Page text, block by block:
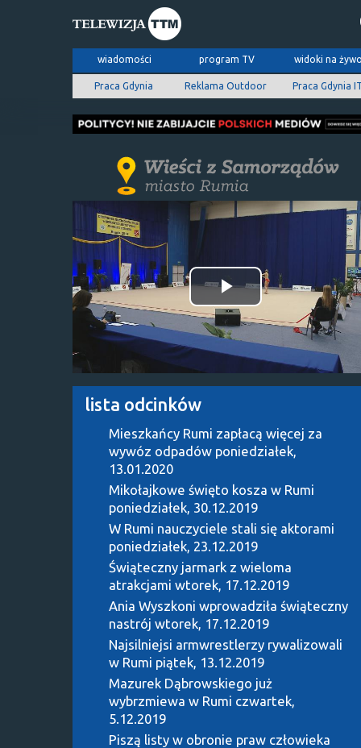
wiadomości program TV widoki na
Praca Gdynia Reklama Outdoor Praca Gdynia
Odtwórz
wideo
lista odcinków
Mieszkańcy Rumi zapłacą więcej za
wywóz odpadów poniedziałek,
13.01.2020
Mikołajkowe święto kosza w Rumi
poniedziałek, 30.12.2019
W Rumi nauczyciele stali się aktorami
poniedziałek, 23.12.2019
Świąteczny jarmark z wieloma
atrakcjami wtorek, 17.12.2019
Ania Wyszkoni wprowadziła świąteczny
nastrój wtorek, 17.12.2019
Najsilniejsi armwrestlerzy rywalizowali
w Rumi piątek, 13.12.2019
Mazurek Dąbrowskiego już
wybrzmiewa w Rumi czwartek,
5.12.2019
Piszą listy w obronie praw człowieka